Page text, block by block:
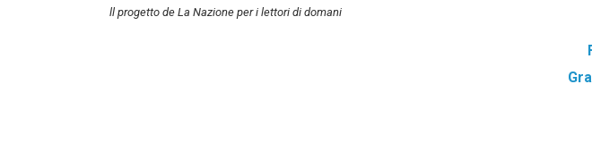
ll progetto de La Nazione per i lettori di domani